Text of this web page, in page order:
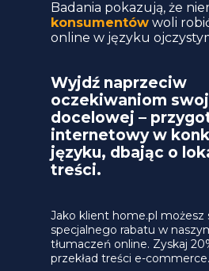
Badania pokazują, że
konsumentów woli
online w języku
Wyjdź naprzeciw
oczekiwaniom
docelowej –
internetowy w
języku, dbając o
treści.
Jako klient home.pl możesz
specjalnego rabatu w
tłumaczeń online. Zyskaj
przekład treści e-commerce.